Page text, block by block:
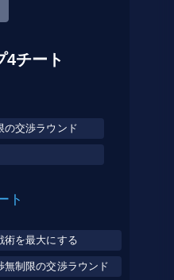
4チート
の交渉ラウンド
ト
術を最大にする
無制限の交渉ラウンド